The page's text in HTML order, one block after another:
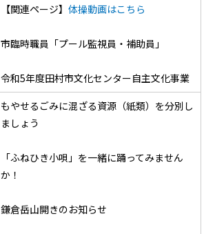
【関連ページ】 体操動画はこちら
市臨時職員「プール監視員・補助員」
令和5年度田村市文化センター自主文化事業
もやせるごみに混ざる資源（紙類）を分別し
ましょう
「ふねひき小唄」を一緒に踊ってみません
か！
鎌倉岳山開きのお知らせ